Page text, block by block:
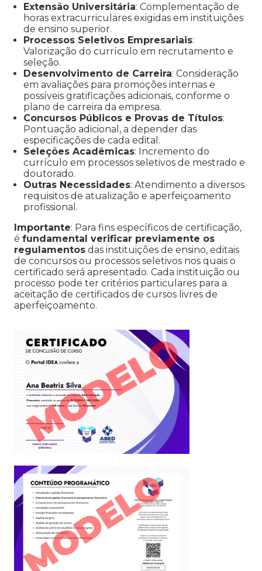
Extensão Universitária: Complementação de
horas extracurriculares exigidas em instituições
de ensino superior.
Processos Seletivos Empresariais:
Valorização do currículo em recrutamento e
seleção.
Desenvolvimento de Carreira: Consideração
em avaliações para promoções internas e
possíveis gratificações adicionais, conforme o
plano de carreira da empresa.
Concursos Públicos e Provas de Títulos:
Pontuação adicional, a depender das
especificações de cada edital.
Seleções Acadêmicas: Incremento do
currículo em processos seletivos de mestrado e
doutorado.
Outras Necessidades: Atendimento a diversos
requisitos de atualização e aperfeiçoamento
profissional.
Importante: Para fins específicos de certificação,
é fundamental verificar previamente os
regulamentos das instituições de ensino, editais
de concursos ou processos seletivos nos quais o
certificado será apresentado. Cada instituição ou
processo pode ter critérios particulares para a
aceitação de certificados de cursos livres de
aperfeiçoamento.